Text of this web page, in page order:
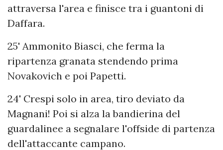
attraversa l'area e finisce tra i guantoni di
Daffara.
25' Ammonito Biasci, che ferma la
ripartenza granata stendendo prima
Novakovich e poi Papetti.
24' Crespi solo in area, tiro deviato da
Magnani! Poi si alza la bandierina del
guardalinee a segnalare l'offside di partenza
dell'attaccante campano.